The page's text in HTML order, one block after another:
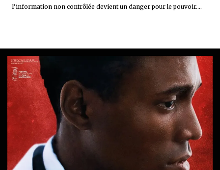
l'information non contrôlée devient un danger pour le pouvoir....